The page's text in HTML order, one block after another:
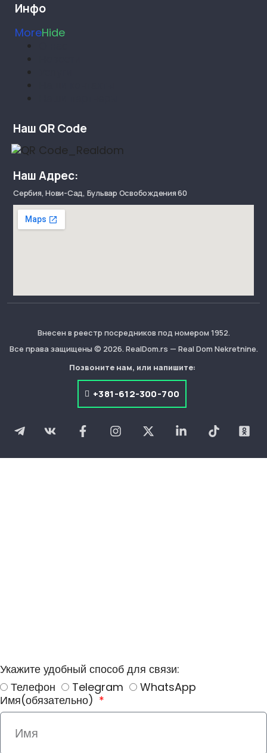
Инфо
MoreHide
Наш QR Code
Наш Адрес:
Сербия, Нови-Сад, Бульвар Освобождения 60
Внесен в реестр посредников под номером 1952.
Все права защищены © 2026. RealDom.rs — Real Dom Nekretnine.
Позвоните нам, или напишите:
+381-612-300-700
Укажите удобный способ для связи:
Телефон
Telegram
WhatsApp
Имя(обязательно)